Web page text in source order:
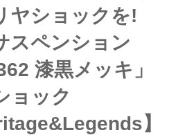
ヤショックを!
スペンション
漆黒メッキ」
ョック
】